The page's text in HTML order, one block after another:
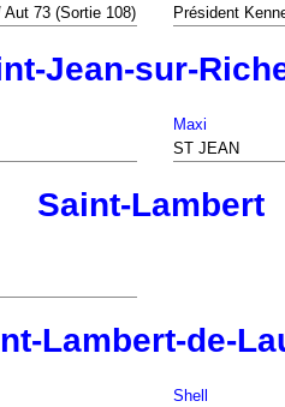
73 (Sortie 108)
Président
Jean-sur-
Maxi
ST JEAN
Saint-Lambert
Lambert-de-
Shell